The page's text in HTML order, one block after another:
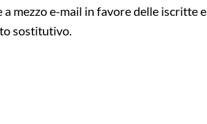
mezzo e-mail in favore delle iscritte e
sostitutivo.